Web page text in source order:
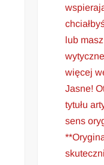
lub
więcej
Jasne!
tytułu
sens